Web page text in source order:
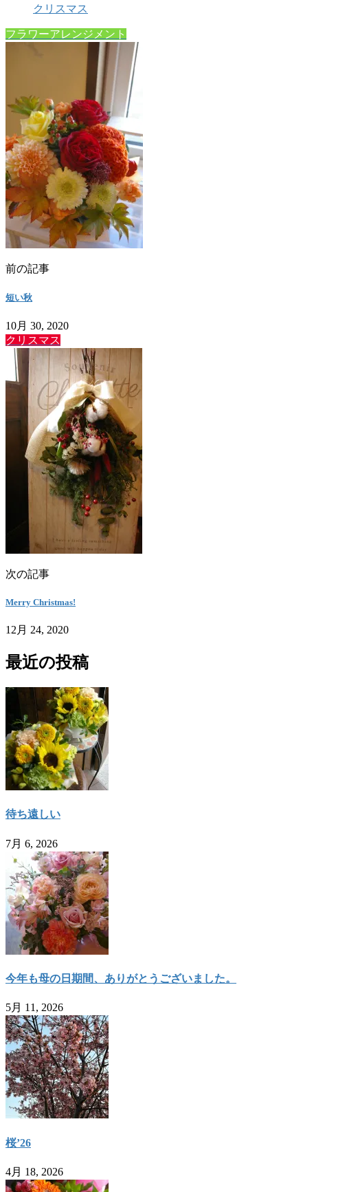
クリスマス
フラワーアレンジメント
前の記事
短い秋
10月 30, 2020
クリスマス
次の記事
Merry Christmas!
12月 24, 2020
最近の投稿
待ち遠しい
7月 6, 2026
今年も母の日期間、ありがとうございました。
5月 11, 2026
桜’26
4月 18, 2026